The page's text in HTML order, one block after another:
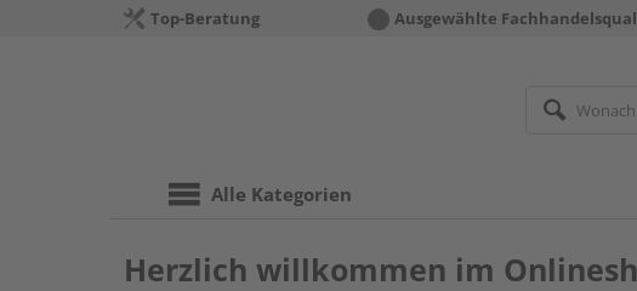
Top-Beratung Ausgewählte
Alle Kategorien
Herzlich willkommen im